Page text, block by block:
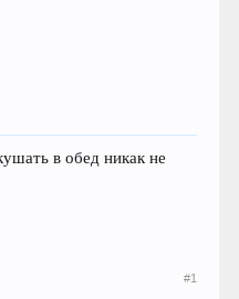
в обед никак не
#1